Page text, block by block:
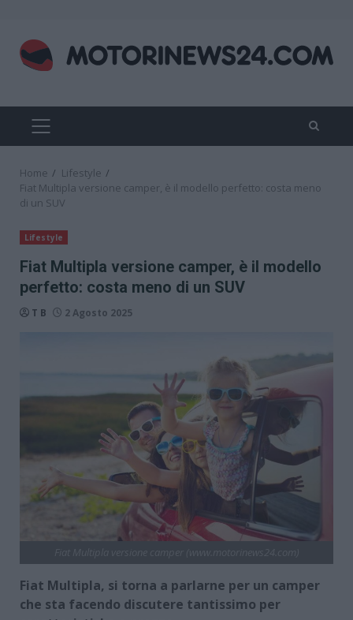
content
PRIMARY
MENU
Home
Lifestyle
Fiat Multipla versione camper, è il modello perfetto: costa meno
di un SUV
Lifestyle
Fiat Multipla versione camper, è il modello
perfetto: costa meno di un SUV
T B 2 Agosto 2025
Fiat Multipla, si torna a parlarne per un camper
che sta facendo discutere tantissimo per